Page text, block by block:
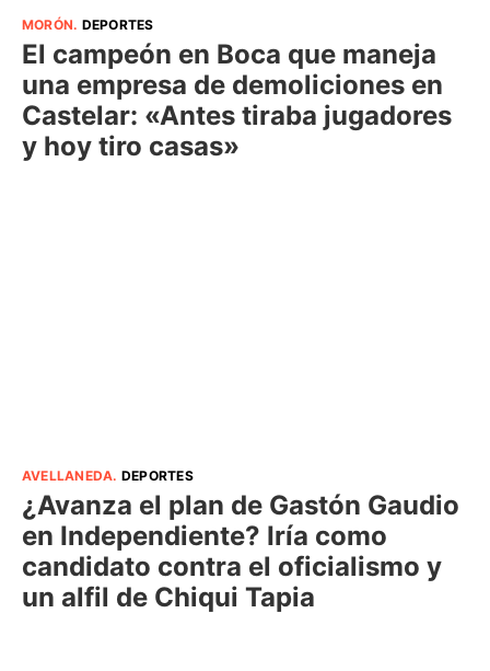
MORÓN. DEPORTES
El campeón en Boca que maneja
una empresa de demoliciones en
Castelar: «Antes tiraba jugadores
y hoy tiro casas»
AVELLANEDA. DEPORTES
¿Avanza el plan de Gastón Gaudio
en Independiente? Iría como
candidato contra el oficialismo y
un alfil de Chiqui Tapia